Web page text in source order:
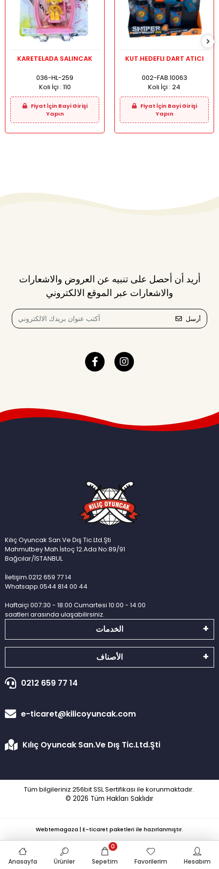
KARETELADA SALINCAK
036-HL-259
Koli İçi : 110
Fiyat İçin Bayi Girişi
Yapın
KUT.HEDEFLI DART ATICI
002-FAB.10063
Koli İçi : 24
Fiyat İçin Bayi Girişi
Yapın
أريد أن أحصل على تنبيه عن العروض والاشعارات
والاشعارات عبر الموقع الالكتروني
أرسل
Kılıç Oyuncak San.Ve Dış Tic.Ltd.Şti
Mahmutbey Mah.İstoç 12.Ada No:89/91
Bağcılar/İSTANBUL
İletişim.0212 659 77 14
Whatsapp.0544 814 00 44
Haftaiçi 007:30 - 18:00 Cumartesi 10:00 - 14:00
saatleri arasında ulaşabilirsiniz.
الخدمات
الأصناف
0212 659 77 14
e-ticaret@kilicoyuncak.com
Kılıç Oyuncak San.Ve Dış Tic.Ltd.Şti
Tüm bilgileriniz 256bit SSL Sertifikası ile korunmaktadır.
© 2026 Tüm Hakları Saklıdır
Anasayfa Ürünler Sepetim
0
Favorilerim
Hesabım
Webtemagaza | E-ticaret paketleri ile hazırlanmıştır.